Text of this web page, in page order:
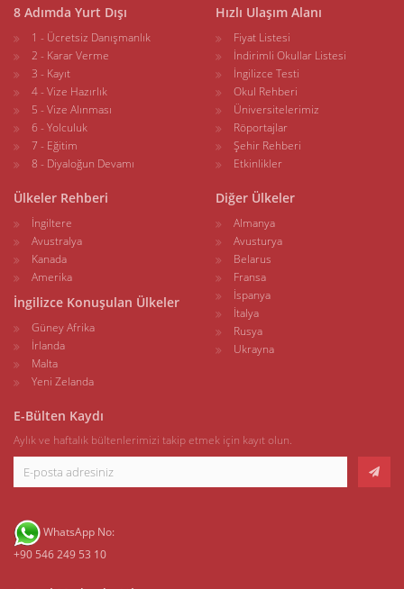
8 Adımda Yurt Dışı
1 - Ücretsiz Danışmanlık
2 - Karar Verme
3 - Kayıt
4 - Vize Hazırlık
5 - Vize Alınması
6 - Yolculuk
7 - Eğitim
8 - Diyaloğun Devamı
Hızlı Ulaşım Alanı
Fiyat Listesi
İndirimli Okullar Listesi
İngilizce Testi
Okul Rehberi
Üniversitelerimiz
Röportajlar
Şehir Rehberi
Etkinlikler
Ülkeler Rehberi
İngiltere
Avustralya
Kanada
Amerika
İngilizce Konuşulan Ülkeler
Güney Afrika
İrlanda
Malta
Yeni Zelanda
Diğer Ülkeler
Almanya
Avusturya
Belarus
Fransa
İspanya
İtalya
Rusya
Ukrayna
E-Bülten Kaydı
Aylık ve haftalık bültenlerimizi takip etmek için kayıt olun.
WhatsApp No:
+90 546 249 53 10